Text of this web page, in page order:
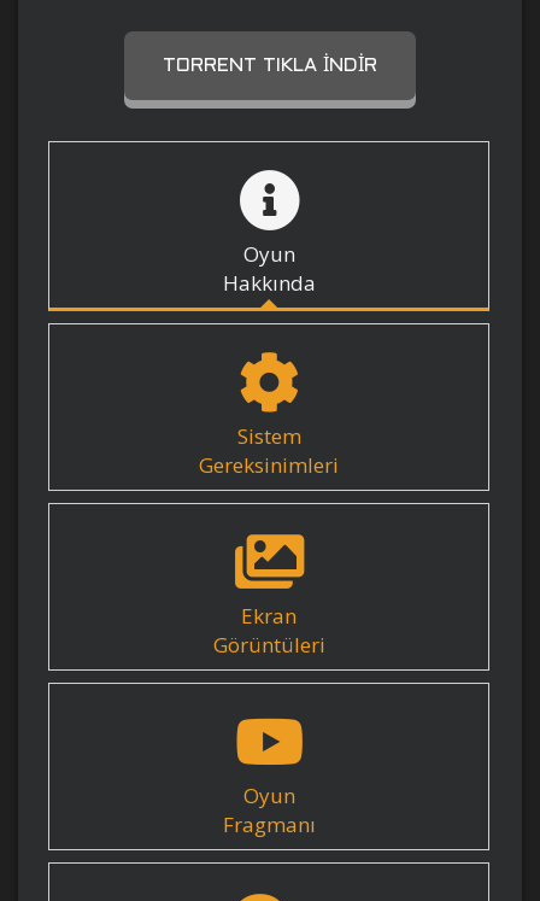
TORRENT TIKLA İNDIR
Oyun
Hakkında
Sistem
Gereksinimleri
Ekran
Görüntüleri
Oyun
Fragmanı